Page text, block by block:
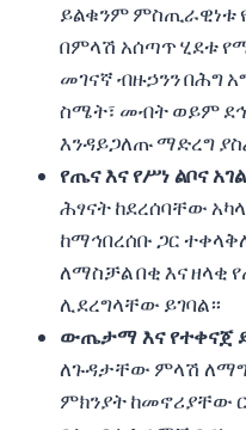
ይልቁንም ምስጢራዊነቱ
በምላሽ አሰጣጥ ሂደቱ
መገናኛ ብዙኃንን በሕግ
ስሜት፣ መብት ወይም
እንዳይጋለጡ ማድረግ
የጤና እና የሥነ ልቦና
ሕፃናት ከደረሰባቸው
ከማኅበረሰቡ ጋር
ለማስቻል በቂ እና ዘላቂ
ሊደረግላቸው ይገባል።
ውጤታማ እና የተቀናጀ
ለጉዳታቸው ምላሽ
ምክንያት ከመኖሪያቸው